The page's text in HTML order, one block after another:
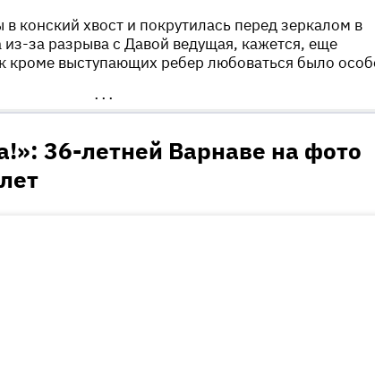
конский хвост и покрутилась перед зеркалом в
за разрыва с Давой ведущая, кажется, еще
кроме выступающих ребер любоваться было
•••
36-летней Варнаве на фото